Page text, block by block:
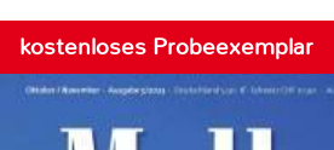
kostenloses Probeexemplar